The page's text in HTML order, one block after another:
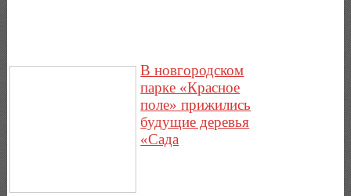
В новгородском
парке «Красное
поле» прижились
будущие деревья
«Сада